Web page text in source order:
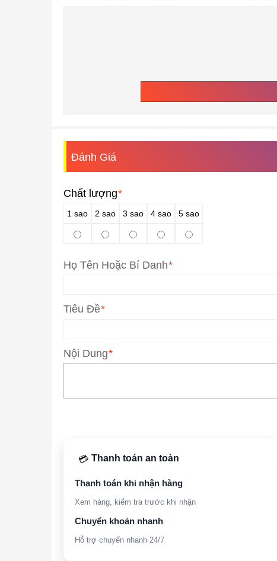
Đánh Giá
Chất lượng*
1 sao 2 sao 3 sao 4 sao 5 sao
*
Họ Tên Hoặc Bí Danh
*
Tiêu Đề
*
Nội Dung
💳 Thanh toán an toàn
Thanh toán khi nhận hàng
Xem hàng, kiểm tra trước khi nhận
Chuyển khoản nhanh
Hỗ trợ chuyển nhanh 24/7